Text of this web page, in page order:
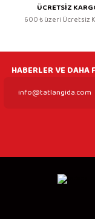
ÜCRETSİZ
600 ₺ üzeri Ücretsiz
HABERLER VE